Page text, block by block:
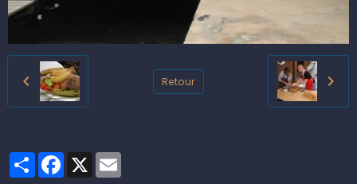
Retour
PartagerFacebook
X